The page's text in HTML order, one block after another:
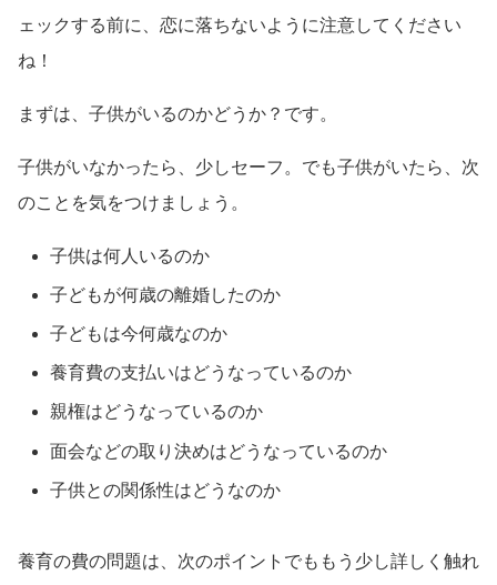
ェックする前に、恋に落ちないように注意してください
ね！
まずは、子供がいるのかどうか？です。
子供がいなかったら、少しセーフ。でも子供がいたら、次
のことを気をつけましょう。
子供は何人いるのか
子どもが何歳の離婚したのか
子どもは今何歳なのか
養育費の支払いはどうなっているのか
親権はどうなっているのか
面会などの取り決めはどうなっているのか
子供との関係性はどうなのか
養育の費の問題は、次のポイントでももう少し詳しく触れ